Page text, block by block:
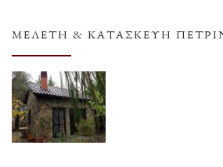
ΜΕΛΈΤΗ & ΚΑΤΑΣΚΕΥΉ